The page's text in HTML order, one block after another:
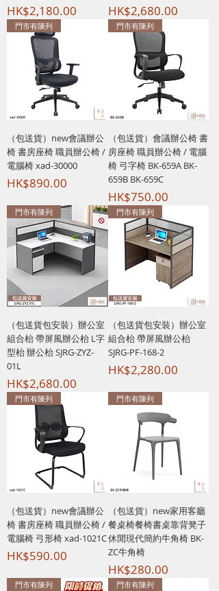
價格
HK$2,180.00 價格
HK$2,680.00
門市有陳列
（包送貨）new會議辦公
椅 書房座椅 職員辦公椅 /
電腦椅 xad-30000
價格
HK$890.00
門市有陳列
（包送貨）會議辦公椅 書
房座椅 職員辦公椅 / 電腦
椅 弓字椅 BK-659A BK-
659B BK-659C
價格
HK$750.00
門市有陳列
（包送貨包安裝）辦公室
組合枱 帶屏風辦公枱 L字
型枱 辦公枱 SJRG-ZYZ-
01L
價格
HK$2,680.00
門市有陳列
（包送貨包安裝）辦公室
組合枱 帶屏風辦公枱
SJRG-PF-168-2
價格
HK$2,280.00
門市有陳列
（包送貨）new會議辦公
椅 書房座椅 職員辦公椅 /
電腦椅 弓形椅 xad-1021C
價格
HK$590.00
門市有陳列
（包送貨）new家用客廳
餐桌椅餐椅書桌靠背凳子
休閒現代簡約牛角椅 BK-
ZC牛角椅
價格
HK$280.00
門市有陳列 門市有陳列